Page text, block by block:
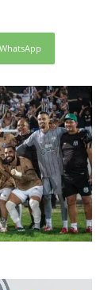
WhatsApp